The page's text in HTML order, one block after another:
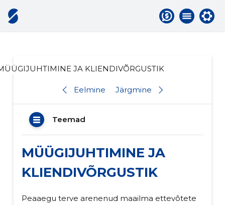
JA KLIENDIVÕRGUSTIK
Eelmine Järgmine
Teemad
MÜÜGIJUHTIMINE JA
KLIENDIVÕRGUSTIK
Peaaegu terve arenenud maailma ettevõtete